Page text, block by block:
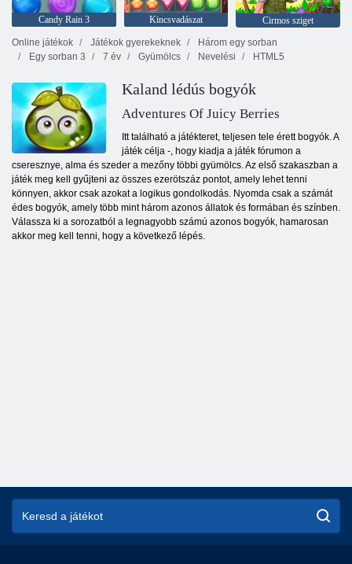
Candy Rain 3 Kincsvadászat
Cirmos sziget
Online játékok
Játékok gyerekeknek
Három egy sorban
Egy sorban 3
7 év Gyümölcs Nevelési HTML5
Kaland lédús bogyók
Adventures Of Juicy Berries
Itt található a játékteret, teljesen tele érett bogyók. A
játék célja -, hogy kiadja a játék fórumon a
cseresznye, alma és szeder a mezőny többi gyümölcs. Az első szakaszban a
játék meg kell gyűjteni az összes ezerötszáz pontot, amely lehet tenni
könnyen, akkor csak azokat a logikus gondolkodás. Nyomda csak a számát
édes bogyók, amely több mint három azonos állatok és formában és színben.
Válassza ki a sorozatból a legnagyobb számú azonos bogyók, hamarosan
akkor meg kell tenni, hogy a következő lépés.